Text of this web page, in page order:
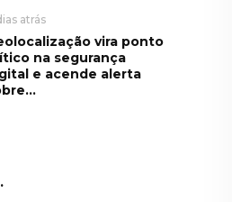
atrás
vira ponto
na segurança
e acende alerta